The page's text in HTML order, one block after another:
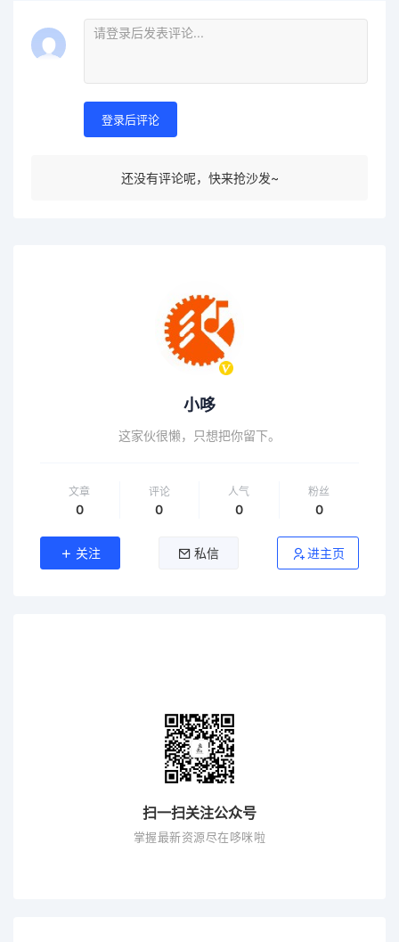
登录后评论
还没有评论呢，快来抢沙发~
小哆
这家伙很懒，只想把你留下。
文章
0
评论
0
人气
0
粉丝
0
关注 私信 进主页
扫一扫关注公众号
掌握最新资源尽在哆咪啦